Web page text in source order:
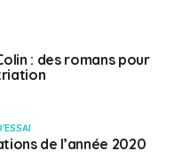
: des romans pour
de l’année 2020